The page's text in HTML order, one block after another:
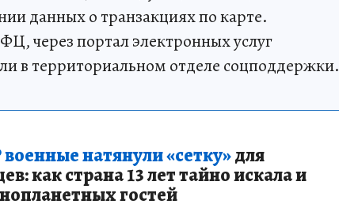
данных о транзакциях по карте.
через портал электронных услуг
в территориальном отделе соцподдержки.
натянули «сетку»для
как страна 13 лет тайно искала и
гостей